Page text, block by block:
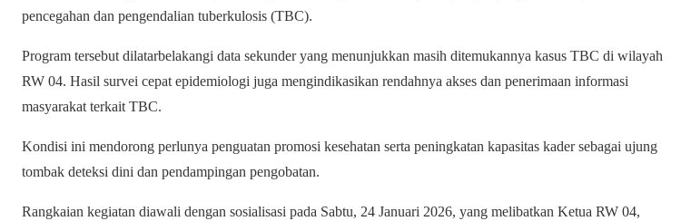
pencegahan dan pengendalian tuberkulosis (TBC).
Program tersebut dilatarbelakangi data sekunder yang menunjukkan masih ditemukannya kasus TBC di wilayah
RW 04. Hasil survei cepat epidemiologi juga mengindikasikan rendahnya akses dan penerimaan informasi
masyarakat terkait TBC.
Kondisi ini mendorong perlunya penguatan promosi kesehatan serta peningkatan kapasitas kader sebagai ujung
tombak deteksi dini dan pendampingan pengobatan.
Rangkaian kegiatan diawali dengan sosialisasi pada Sabtu, 24 Januari 2026, yang melibatkan Ketua RW 04,